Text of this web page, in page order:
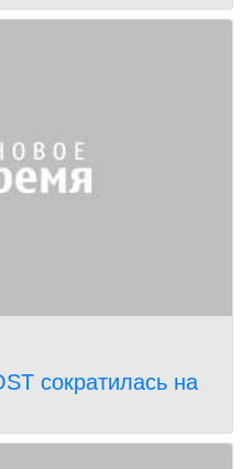
сократилась на